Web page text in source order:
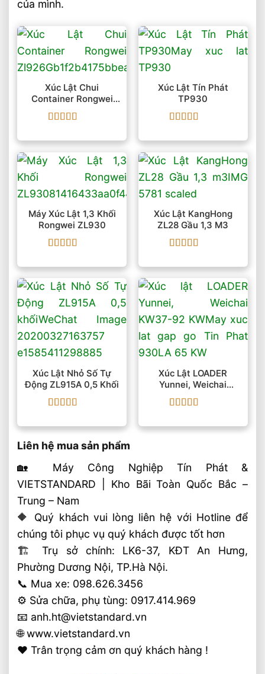
của mình.
Xúc Lật Chui
Container Rongwei
Zl926G
hạng55 sao
Xúc Lật Tín Phát
TP930
hạng55 sao
Máy Xúc Lật 1,3 Khối
Rongwei ZL930
hạng55 sao
Xúc Lật KangHong
ZL28 Gầu 1,3 M3
hạng55 sao
Xúc Lật Nhỏ Số Tự
Động ZL915A 0,5 Khối
hạng55 sao
Xúc Lật LOADER
Yunnei, Weichai
KW37-92 KW
hạng55 sao
Liên hệ mua sản phẩm
🏡 Máy Công Nghiệp Tín Phát &
VIETSTANDARD | Kho Bãi Toàn Quốc Bắc –
Trung – Nam
🔶 Quý khách vui lòng liên hệ với Hotline để
chúng tôi phục vụ quý khách được tốt hơn
🏗 Trụ sở chính: LK6-37, KĐT An Hưng,
Phường Dương Nội, TP.Hà Nội.
📞 Mua xe: 098.626.3456
⚙️ Sửa chữa, phụ tùng: 0917.414.969
📧 anh.ht@vietstandard.vn
🌐 www.vietstandard.vn
❤️ Trân trọng cảm ơn quý khách hàng !